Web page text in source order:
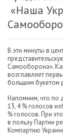
«Наша
В эти минуты в
Самооборона».
возглавляет
большим букетом
Напомним, что по
13, 4 % голосов
% голосов. При
в пользу Партии
Компартию